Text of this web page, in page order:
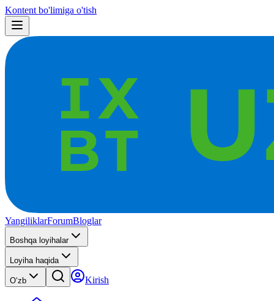
Kontent bo'limiga o'tish
YangiliklarForumBloglar
Boshqa loyihalar
Loyiha haqida
Oʻzb Kirish